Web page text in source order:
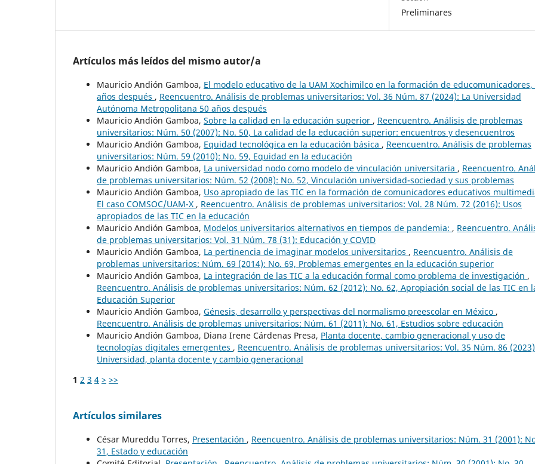
Preliminares
Artículos más leídos del mismo autor/a
Mauricio Andión Gamboa, El modelo educativo de la UAM Xochimilco en la formación de educomunicadores,
años después , Reencuentro. Análisis de problemas universitarios: Vol. 36 Núm. 87 (2024): La Universidad
Autónoma Metropolitana 50 años después
Mauricio Andión Gamboa, Sobre la calidad en la educación superior , Reencuentro. Análisis de problemas
universitarios: Núm. 50 (2007): No. 50, La calidad de la educación superior: encuentros y desencuentros
Mauricio Andión Gamboa, Equidad tecnológica en la educación básica , Reencuentro. Análisis de problemas
universitarios: Núm. 59 (2010): No. 59, Equidad en la educación
Mauricio Andión Gamboa, La universidad nodo como modelo de vinculación universitaria , Reencuentro.
de problemas universitarios: Núm. 52 (2008): No. 52, Vinculación universidad-sociedad y sus problemas
Mauricio Andión Gamboa, Uso apropiado de las TIC en la formación de comunicadores educativos
El caso COMSOC/UAM-X , Reencuentro. Análisis de problemas universitarios: Vol. 28 Núm. 72 (2016): Usos
apropiados de las TIC en la educación
Mauricio Andión Gamboa, Modelos universitarios alternativos en tiempos de pandemia: , Reencuentro.
de problemas universitarios: Vol. 31 Núm. 78 (31): Educación y COVID
Mauricio Andión Gamboa, La pertinencia de imaginar modelos universitarios , Reencuentro. Análisis de
problemas universitarios: Núm. 69 (2014): No. 69, Problemas emergentes en la educación superior
Mauricio Andión Gamboa, La integración de las TIC a la educación formal como problema de investigación ,
Reencuentro. Análisis de problemas universitarios: Núm. 62 (2012): No. 62, Apropiación social de las TIC en
Educación Superior
Mauricio Andión Gamboa, Génesis, desarrollo y perspectivas del normalismo preescolar en México ,
Reencuentro. Análisis de problemas universitarios: Núm. 61 (2011): No. 61, Estudios sobre educación
Mauricio Andión Gamboa, Diana Irene Cárdenas Presa, Planta docente, cambio generacional y uso de
tecnologías digitales emergentes , Reencuentro. Análisis de problemas universitarios: Vol. 35 Núm. 86
Universidad, planta docente y cambio generacional
1 2 3 4 > >>
Artículos similares
César Mureddu Torres, Presentación , Reencuentro. Análisis de problemas universitarios: Núm. 31 (2001):
31, Estado y educación